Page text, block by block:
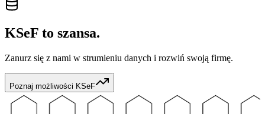
KSeF to szansa.
Zanurz się z nami w strumieniu danych i rozwiń swoją firmę.
Poznaj możliwości KSeF